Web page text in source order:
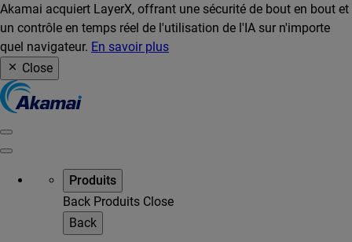
Akamai acquiert LayerX, offrant une sécurité de bout en bout et
un contrôle en temps réel de l'utilisation de l'IA sur n'importe
quel navigateur. En savoir plus
Close
Produits
Back Produits Close
Back